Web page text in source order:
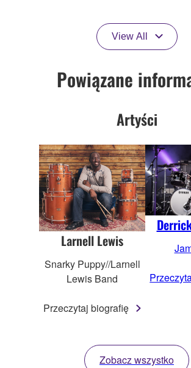
View All
Powiązane
Artyści
Larnell Lewis
Snarky Puppy//Larnell
Lewis Band
Przeczytaj biografię
Zobacz wszystko